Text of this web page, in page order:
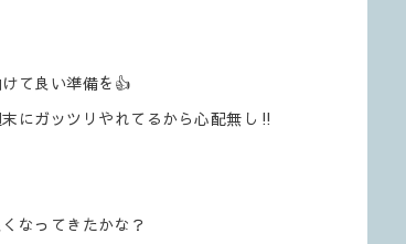
て良い準備を👍
にガッツリやれてるから心配無し‼️
なってきたかな？